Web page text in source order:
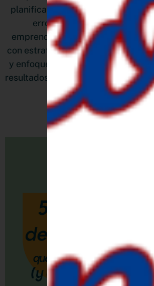
planificas bien. En este artículo te
errores más comunes que
emprendedoras al cerrar el año, y
con estrategias prácticas,
y enfoque claro. Si quieres
resultados reales y sin agotarte,
LEER MÁS »